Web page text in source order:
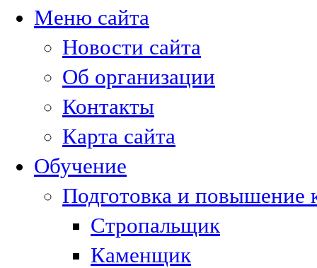
Меню сайта
Новости сайта
Об организации
Контакты
Карта сайта
Обучение
Подготовка и повышение
Стропальщик
Каменщик